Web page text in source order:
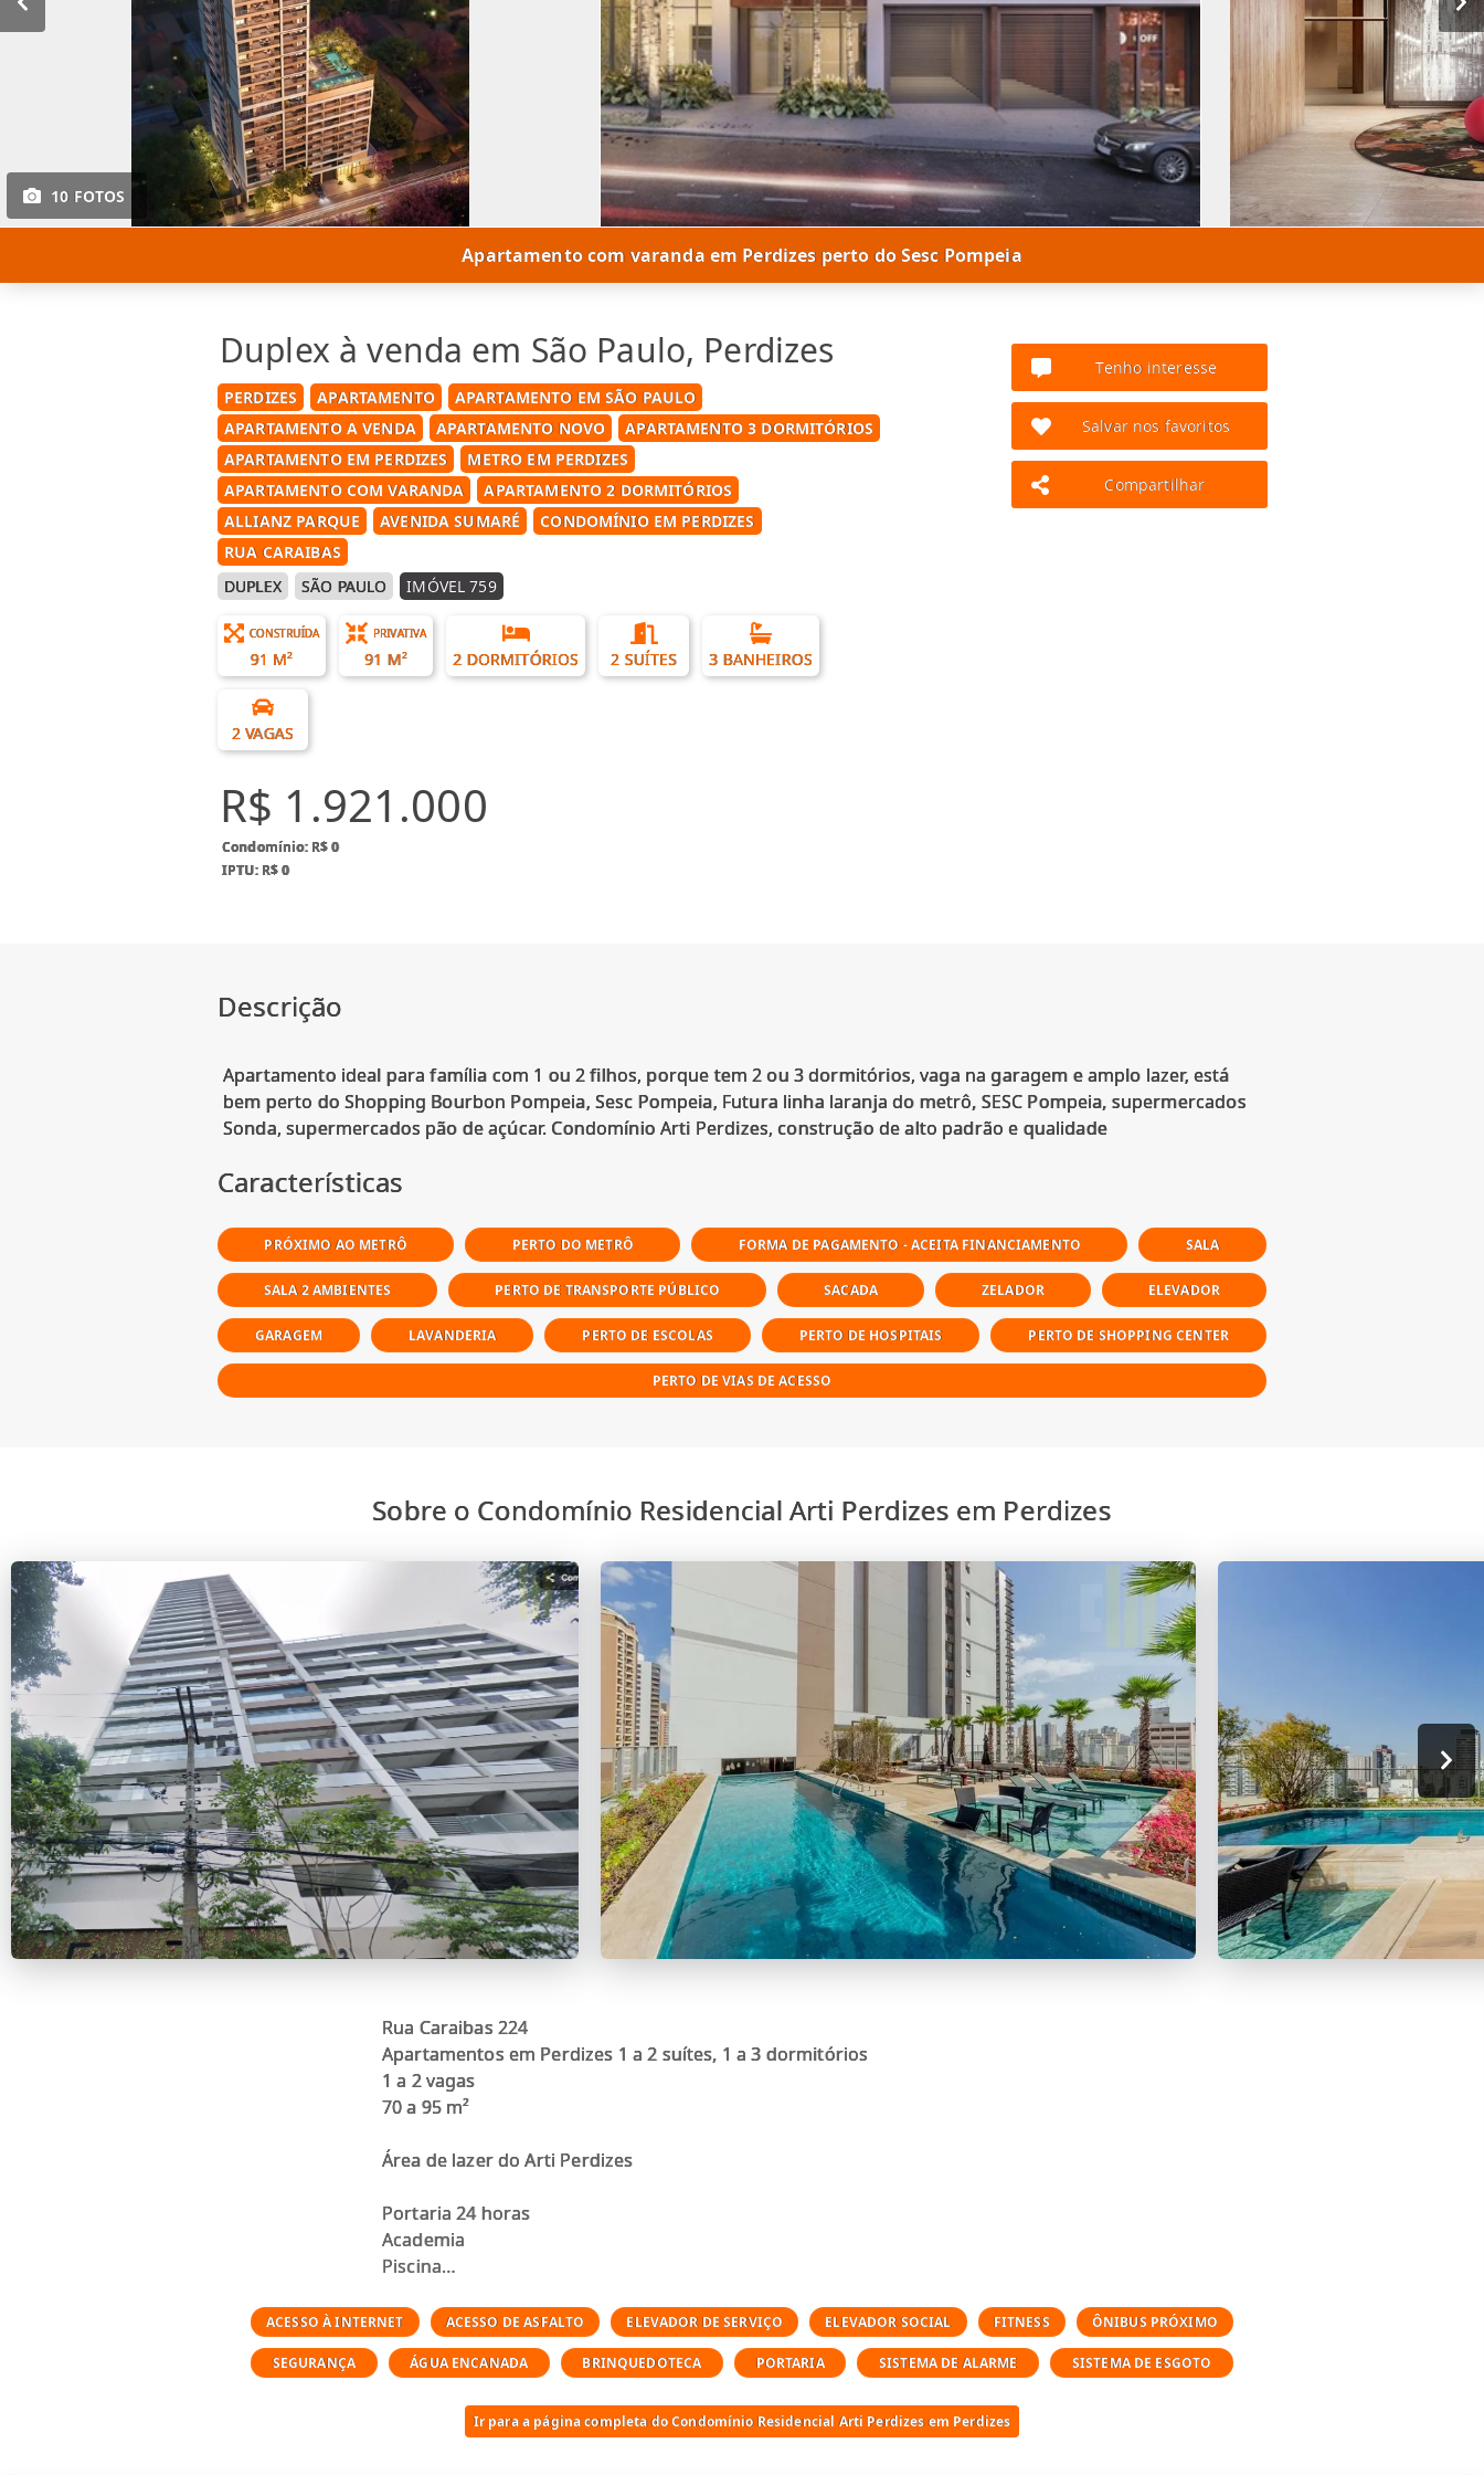
10 FOTOS
Apartamento com varanda em Perdizes perto do Sesc Pompeia
Duplex à venda em São Paulo, Perdizes
PERDIZES APARTAMENTO
APARTAMENTO EM SÃO PAULO
APARTAMENTO A VENDA
APARTAMENTO NOVO
APARTAMENTO 3 DORMITÓRIOS
APARTAMENTO EM PERDIZES
METRO EM PERDIZES
APARTAMENTO COM VARANDA
APARTAMENTO 2 DORMITÓRIOS
ALLIANZ PARQUE
AVENIDA SUMARÉ
CONDOMÍNIO EM PERDIZES
RUA CARAIBAS
DUPLEX
SÃO PAULO IMÓVEL 759
CONSTRUÍDA
91 M²
PRIVATIVA
91 M² 2 DORMITÓRIOS 2 SUÍTES 3 BANHEIROS
2 VAGAS
R$ 1.921.000
Condomínio: R$ 0
IPTU: R$ 0
Tenho interesse
Salvar nos favoritos
Compartilhar
Descrição
Apartamento ideal para família com 1 ou 2 filhos, porque tem 2 ou 3 dormitórios, vaga na garagem e amplo lazer, está
bem perto do Shopping Bourbon Pompeia, Sesc Pompeia, Futura linha laranja do metrô, SESC Pompeia, supermercados
Sonda, supermercados pão de açúcar. Condomínio Arti Perdizes, construção de alto padrão e qualidade
Características
PRÓXIMO AO METRÔ PERTO DO METRÔ FORMA DE PAGAMENTO - ACEITA FINANCIAMENTO SALA
SALA 2 AMBIENTES PERTO DE TRANSPORTE PÚBLICO SACADA ZELADOR ELEVADOR
GARAGEM LAVANDERIA PERTO DE ESCOLAS PERTO DE HOSPITAIS PERTO DE SHOPPING CENTER
PERTO DE VIAS DE ACESSO
Sobre o Condomínio Residencial Arti Perdizes em Perdizes
Rua Caraibas 224
Apartamentos em Perdizes 1 a 2 suítes, 1 a 3 dormitórios
1 a 2 vagas
70 a 95 m²
Área de lazer do Arti Perdizes
Portaria 24 horas
Academia
Piscina
Brinquedoteca
Espaço gourmet na área comum
Área verde
consulte imóveis à venda e imóveis para alugar nesse condomínio, entre em contato
ACESSO À INTERNET ACESSO DE ASFALTO ELEVADOR DE SERVIÇO ELEVADOR SOCIAL FITNESS ÔNIBUS PRÓXIMO
SEGURANÇA ÁGUA ENCANADA BRINQUEDOTECA PORTARIA SISTEMA DE ALARME SISTEMA DE ESGOTO
Ir para a página completa do Condomínio Residencial Arti Perdizes em Perdizes